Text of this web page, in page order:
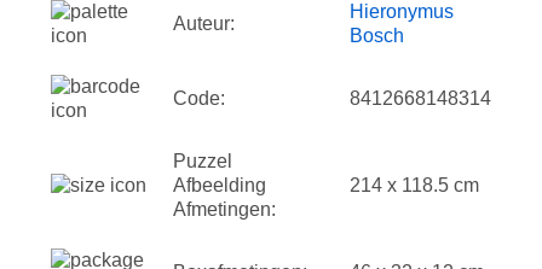
Auteur:
Hieronymus
Bosch
Code: 8412668148314
Puzzel
Afbeelding
Afmetingen:
214 x 118.5 cm